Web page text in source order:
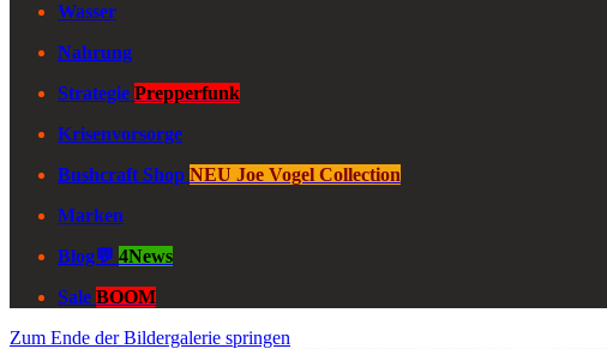
Wasser
Nahrung
Strategie Prepperfunk
Krisenvorsorge
Bushcraft Shop NEU Joe Vogel Collection
Marken
Blog💬 4News
Sale BOOM
Zum Ende der Bildergalerie springen